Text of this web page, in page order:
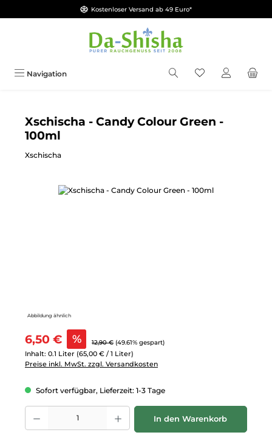
Zum Hauptinhalt springenKostenloser Versand ab 49 Euro*
Navigation Du hast 0
Xschischa - Candy Colour Green -
100ml
Xschischa
Bildergalerie überspringen
Abbildung ähnlich
Verkaufspreis:
6,50 € % Regulärer Preis:
12,90 € (49.61% gespart)
Inhalt: 0.1 Liter (65,00 € / 1 Liter)
Preise inkl. MwSt. zzgl. Versandkosten
Sofort verfügbar, Lieferzeit: 1-3 Tage
Produkt Anzahl: Gib den gewünschten Wert ein oder benutze die
In den Warenkorb